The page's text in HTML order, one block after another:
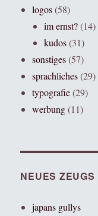
logos(58)
im ernst?(14)
kudos(31)
sonstiges(57)
sprachliches(29)
typografie(29)
werbung(11)
NEUES ZEUGS
japans gullys